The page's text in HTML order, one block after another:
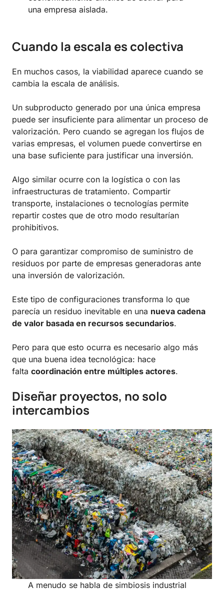
una empresa aislada.
Cuando la escala es colectiva
En muchos casos, la viabilidad aparece cuando se
cambia la escala de análisis.
Un subproducto generado por una única empresa
puede ser insuficiente para alimentar un proceso de
valorización. Pero cuando se agregan los flujos de
varias empresas, el volumen puede convertirse en
una base suficiente para justificar una inversión.
Algo similar ocurre con la logística o con las
infraestructuras de tratamiento. Compartir
transporte, instalaciones o tecnologías permite
repartir costes que de otro modo resultarían
prohibitivos.
O para garantizar compromiso de suministro de
residuos por parte de empresas generadoras ante
una inversión de valorización.
Este tipo de configuraciones transforma lo que
parecía un residuo inevitable en una nueva cadena
de valor basada en recursos secundarios.
Pero para que esto ocurra es necesario algo más
que una buena idea tecnológica: hace
falta coordinación entre múltiples actores.
Diseñar proyectos, no solo
intercambios
A menudo se habla de simbiosis industrial